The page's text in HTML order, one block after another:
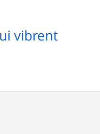
vibrent